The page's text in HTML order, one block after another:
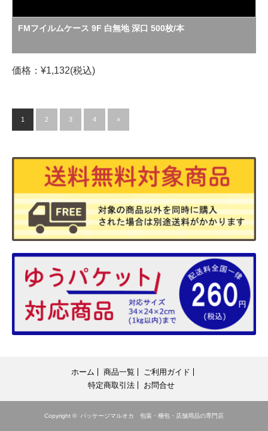
FMフイルムケース 9F 白無地 深口 500枚/本
価格：¥1,132(税込)
1 2 3 4 »
ホーム 商品一覧
ご利用ガイド
特定商取引法
お問合せ
Copyright © パッケージマルオカ 包装・梱包・店舗用品の専門店